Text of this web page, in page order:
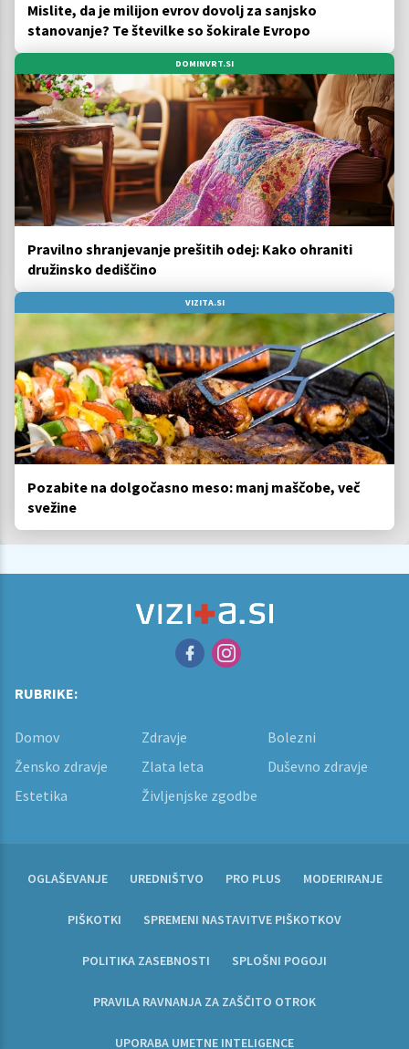
Mislite, da je milijon evrov dovolj za sanjsko
stanovanje? Te številke so šokirale Evropo
DOMINVRT.SI
Pravilno shranjevanje prešitih odej: Kako ohraniti
družinsko dediščino
VIZITA.SI
Pozabite na dolgočasno meso: manj maščobe, več
svežine
RUBRIKE:
Domov Zdravje
Bolezni
Žensko zdravje
Zlata leta
Duševno zdravje
Estetika
Življenjske zgodbe
OGLAŠEVANJE UREDNIŠTVO PRO PLUS MODERIRANJE
PIŠKOTKI SPREMENI NASTAVITVE PIŠKOTKOV
POLITIKA ZASEBNOSTI SPLOŠNI POGOJI
PRAVILA RAVNANJA ZA ZAŠČITO OTROK
UPORABA UMETNE INTELIGENCE